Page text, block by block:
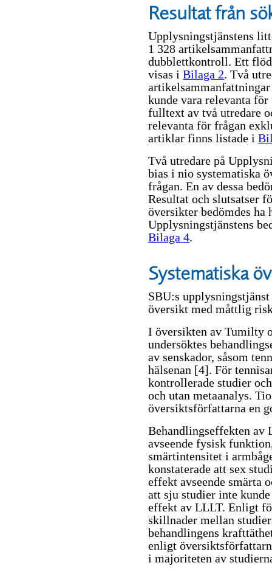
Resultat från
Upplysningstjänstens
1 328
dubblettkontroll. Ett
visas iBilaga 2. Två
kunde vara relevanta
fulltext av två utredare
relevanta för frågan
artiklar finns listade i
Två utredare på
bias i nio systematiska
frågan. En av dessa
Resultat och slutsatser
översikter bedömdes ha
Upplysningstjänstens
Bilaga 4.
Systematiska
SBU:s
översikt med måttlig
I översikten av Tumilty
undersöktes
av senskador, såsom
hälsenan [4]. För
kontrollerade studier
och utan metaanalys.
översiktsförfattarna en
Behandlingseffekten av
avseende fysisk
smärtintensitet i
konstaterade att sex
effekt avseende smärta
att sju studier inte
effekt av LLLT. Enligt
skillnader mellan
behandlingens
enligt
i majoriteten av